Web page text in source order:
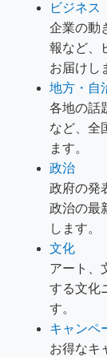
ビジネス
企業の動
報など、
お届けし
地方・自
各地の話
など、全
ます。
政治
政府の発
政治の最
します。
文化
アート、
する文化
す。
キャンペ
お得なキ